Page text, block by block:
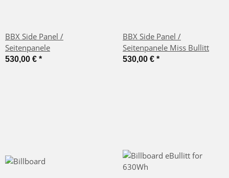
BBX Side Panel /
Seitenpanele
530,00 € *
BBX Side Panel /
Seitenpanele Miss Bullitt
530,00 € *